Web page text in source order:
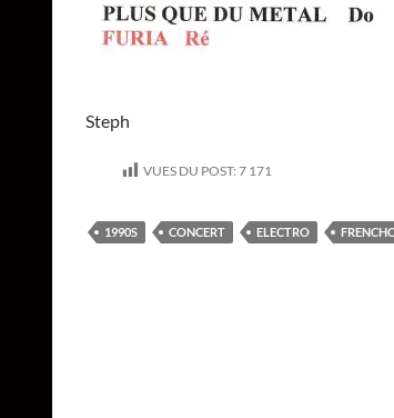
Steph
VUES DU POST: 7 171
1990S CONCERT ELECTRO